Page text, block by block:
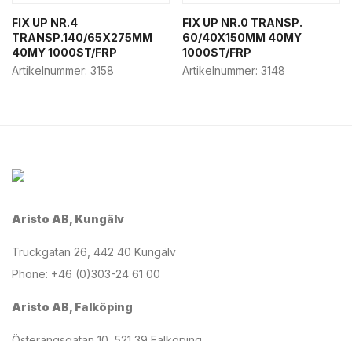
FIX UP NR.4
TRANSP.140/65X275MM
40MY 1000ST/FRP
Artikelnummer: 3158
FIX UP NR.0 TRANSP.
60/40X150MM 40MY
1000ST/FRP
Artikelnummer: 3148
Aristo AB, Kungälv
Truckgatan 26, 442 40 Kungälv
Phone: +46 (0)303-24 61 00
Aristo AB, Falköping